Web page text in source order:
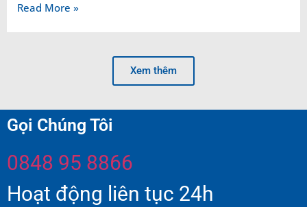
Read More »
Xem thêm
Gọi Chúng Tôi
0848 95 8866
Hoạt động liên tục 24h